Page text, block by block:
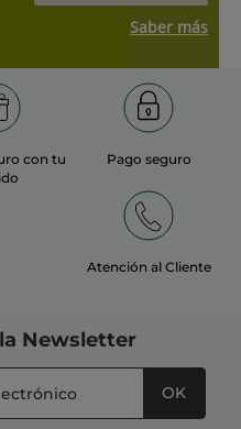
Saber más
con tu
Pago seguro
Atención al Cliente
la Newsletter
OK